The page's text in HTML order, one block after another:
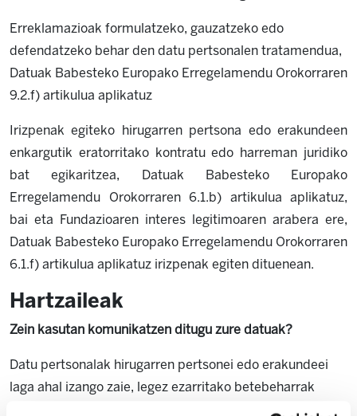
Erreklamazioak formulatzeko, gauzatzeko edo
defendatzeko behar den datu pertsonalen tratamendua,
Datuak Babesteko Europako Erregelamendu Orokorraren
9.2.f) artikulua aplikatuz
Irizpenak egiteko hirugarren pertsona edo erakundeen
enkargutik eratorritako kontratu edo harreman juridiko
bat egikaritzea, Datuak Babesteko Europako
Erregelamendu Orokorraren 6.1.b) artikulua aplikatuz,
bai eta Fundazioaren interes legitimoaren arabera ere,
Datuak Babesteko Europako Erregelamendu Orokorraren
6.1.f) artikulua aplikatuz irizpenak egiten dituenean.
Hartzaileak
Zein kasutan komunikatzen ditugu zure datuak?
Datu pertsonalak hirugarren pertsonei edo erakundeei
laga ahal izango zaie, legez ezarritako betebeharrak
betetzeko beharrezkoa izanez gero, edo kanpoko